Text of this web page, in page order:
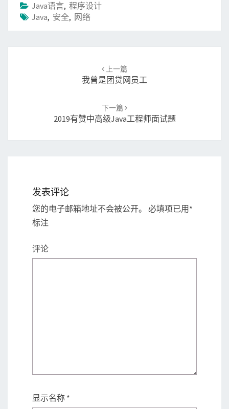
Java语言, 程序设计
Java, 安全, 网络
上一篇
我曾是团贷网员工
下一篇
2019有赞中高级Java工程师面试题
发表评论
您的电子邮箱地址不会被公开。 必填项已用 *
标注
评论
显示名称 *